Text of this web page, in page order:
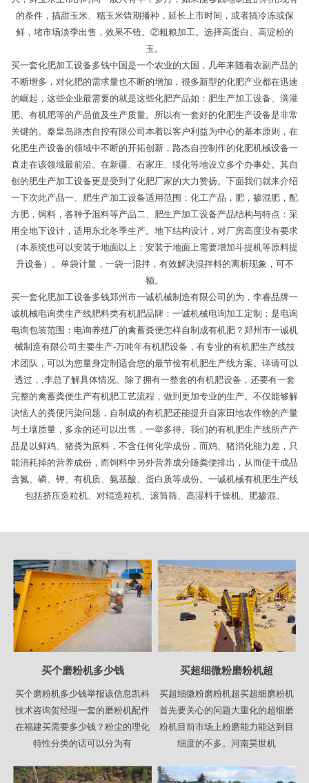
的条件，搞甜玉米、糯玉米错期播种，延长上市时间，或者搞冷冻或保
鲜，堵市场淡季出售，效果不错。②粗粮加工。选择高蛋白、高淀粉的
玉。
买一套化肥加工设备多钱中国是一个农业的大国，几年来随着农副产品的
不断增多，对化肥的需求量也不断的增加，很多新型的化肥产业都在迅速
的崛起，这些企业最需要的就是这些化肥产品如：肥生产加工设备、滴灌
肥、有机肥等的产品值及生产质量。所以有一套好的化肥生产设备是非常
关键的。秦皇岛路杰自控有限公司本着以客户利益为中心的基本原则，在
化肥生产设备的领域中不断的开拓创新，路杰自控制作的化肥机械设备一
直走在该领域最前沿。在新疆、石家庄、绥化等地设立多个办事处。其自
创的肥生产加工设备更是受到了化肥厂家的大力赞扬。下面我们就来介绍
一下次此产品一、肥生产加工设备适用范围：化工产品，肥，掺混肥，配
方肥，饲料，各种予混料等产品二、肥生产加工设备产品结构与特点：采
用全地下设计，适用东北冬季生产。地下结构设计，对厂房高度没有要求
（本系统也可以安装于地面以上；安装于地面上需要增加斗提机等原料提
升设备）。单袋计量，一袋一混拌，有效解决混拌料的离析现象，可不
额。
买一套化肥加工设备多钱郑州市一诚机械制造有限公司的为，李睿品牌一
诚机械电询类生产线肥料类有机肥品牌：一诚机械电询加工定制：是电询
电询包装范围：电询养殖厂的禽蓄粪便怎样自制成有机肥？郑州市一诚机
械制造有限公司主要生产-万吨年有机肥设备，有专业的有机肥生产线技
术团队，可以为您量身定制适合您的最节俭有机肥生产线方案。详请可以
透过，,李总了解具体情况。除了拥有一整套的有机肥设备，还要有一套
完整的禽蓄粪便生产有机肥工艺流程，做到更加专业的生产。不仅能够解
决恼人的粪便污染问题，自制成的有机肥还能提升自家田地农作物的产量
与土壤质量，多余的还可以出售，一举多得。我们的有机肥生产线所产产
品是以鲜鸡、猪粪为原料，不含任何化学成份，而鸡、猪消化能力差，只
能消耗掉的营养成份，而饲料中另外营养成分随粪便排出，从而使干成品
含氮、磷、钾、有机质、氨基酸、蛋白质等成份。一诚机械有机肥生产线
包括挤压造粒机、对辊造粒机、滚筒筛、高湿料干燥机、肥掺混。
买个磨粉机多少钱
买个磨粉机多少钱举报该信息凯科
技术咨询贺经理一套的磨粉机配件
在福建买需要多少钱？粉尘的理化
特性分类的话可以分为有
买超细微粉磨粉机超
买超细微粉磨粉机超买超细磨粉机
首先要关心的问题大重化的超细磨
粉机目前市场上粉磨能力能达到目
细度的不多。河南昊世机